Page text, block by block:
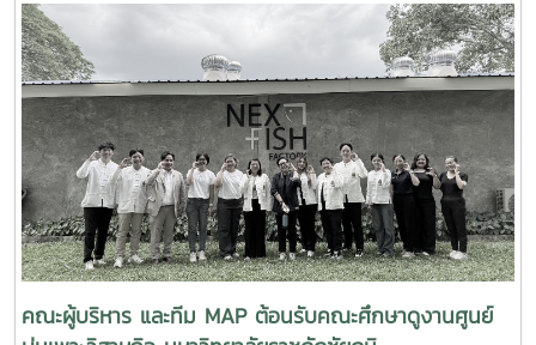
โรงแรมกรีนเลค รีสอร์ท เชียงใหม่ .. กิจกรรมในครั้งนี้ได้รับเกียรติ
จาก ดร.สมบัติ สมศักดิ์ นักวิเคราะห์นโยบายและแผนชำนาญการ
พิเศษ กลุ่มอุทยานวิทยาศาสตร์ สำนักงานปลัดกระทรวงการ
อุดมศึกษา วิทยาศาสตร์ วิจัยและนวัตกรรม เป็นประธานกล่าวเปิด
กิจกรรม พร้อมด้วย รองศาสตราจารย์ ดร.ชัยยศ สัมฤทธิ์สกุล
รองอธิการบดี มหาวิทยาลัยแม่โจ้ ให้เกียรติกล่าวต้อนรับผู้เข้าร่วม
งาน และ อาจารย์ ดร.กัลย์ กัลยาณมิตร ผู้อำนวยการอุทยานวิทยา
ศาสตร์ฯ กล่าวรายงานวัตถุประสงค์ของโครงการ .. ไฮไลต์การจัด
กิจกรรม : ?? อัปสกิลธุรกิจด้วย AI : เวิร์กชอปเจาะลึกการยก
ระดับกลยุทธ์ธุรกิจนวัตกรรมและทักษะการนำเสนอด้วยปัญญา
ประดิษฐ์ (AI For Pitch) โดยวิทยากรผู้เชี่ยวชาญ ?? เทคนิค
การนำเสนอ (Story Telling) : อบรมหัวข้อ “เล่าให้ปัง ใส่พลังให้
คณะผู้บริหาร และทีม MAP ต้อนรับคณะศึกษาดูงานศูนย์
บ่มเพาะวิสาหกิจ มหาวิทยาลัยราชภัฏชัยภูมิ